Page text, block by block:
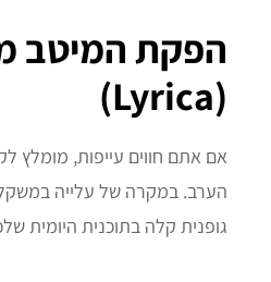
הפקת המיטב
אם אתם חווים עייפות, מומלץ
הערב. במקרה של עלייה במשקל,
גופנית קלה בתוכנית היומית